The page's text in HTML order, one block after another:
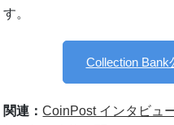
す。
Collection Bank
関連：CoinPost インタビュ